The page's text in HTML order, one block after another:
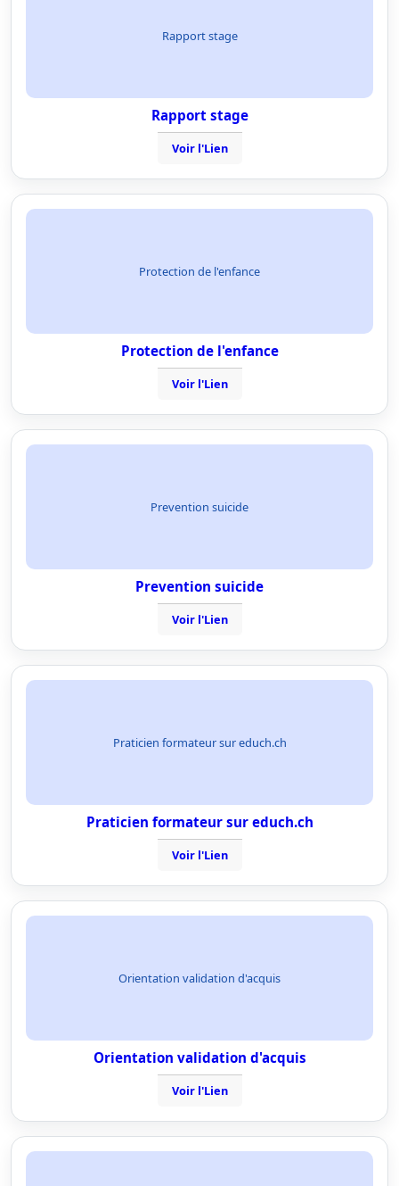
Rapport stage
Rapport stage
Voir l'Lien
Protection de l'enfance
Protection de l'enfance
Voir l'Lien
Prevention suicide
Prevention suicide
Voir l'Lien
Praticien formateur sur educh.ch
Praticien formateur sur educh.ch
Voir l'Lien
Orientation validation d'acquis
Orientation validation d'acquis
Voir l'Lien